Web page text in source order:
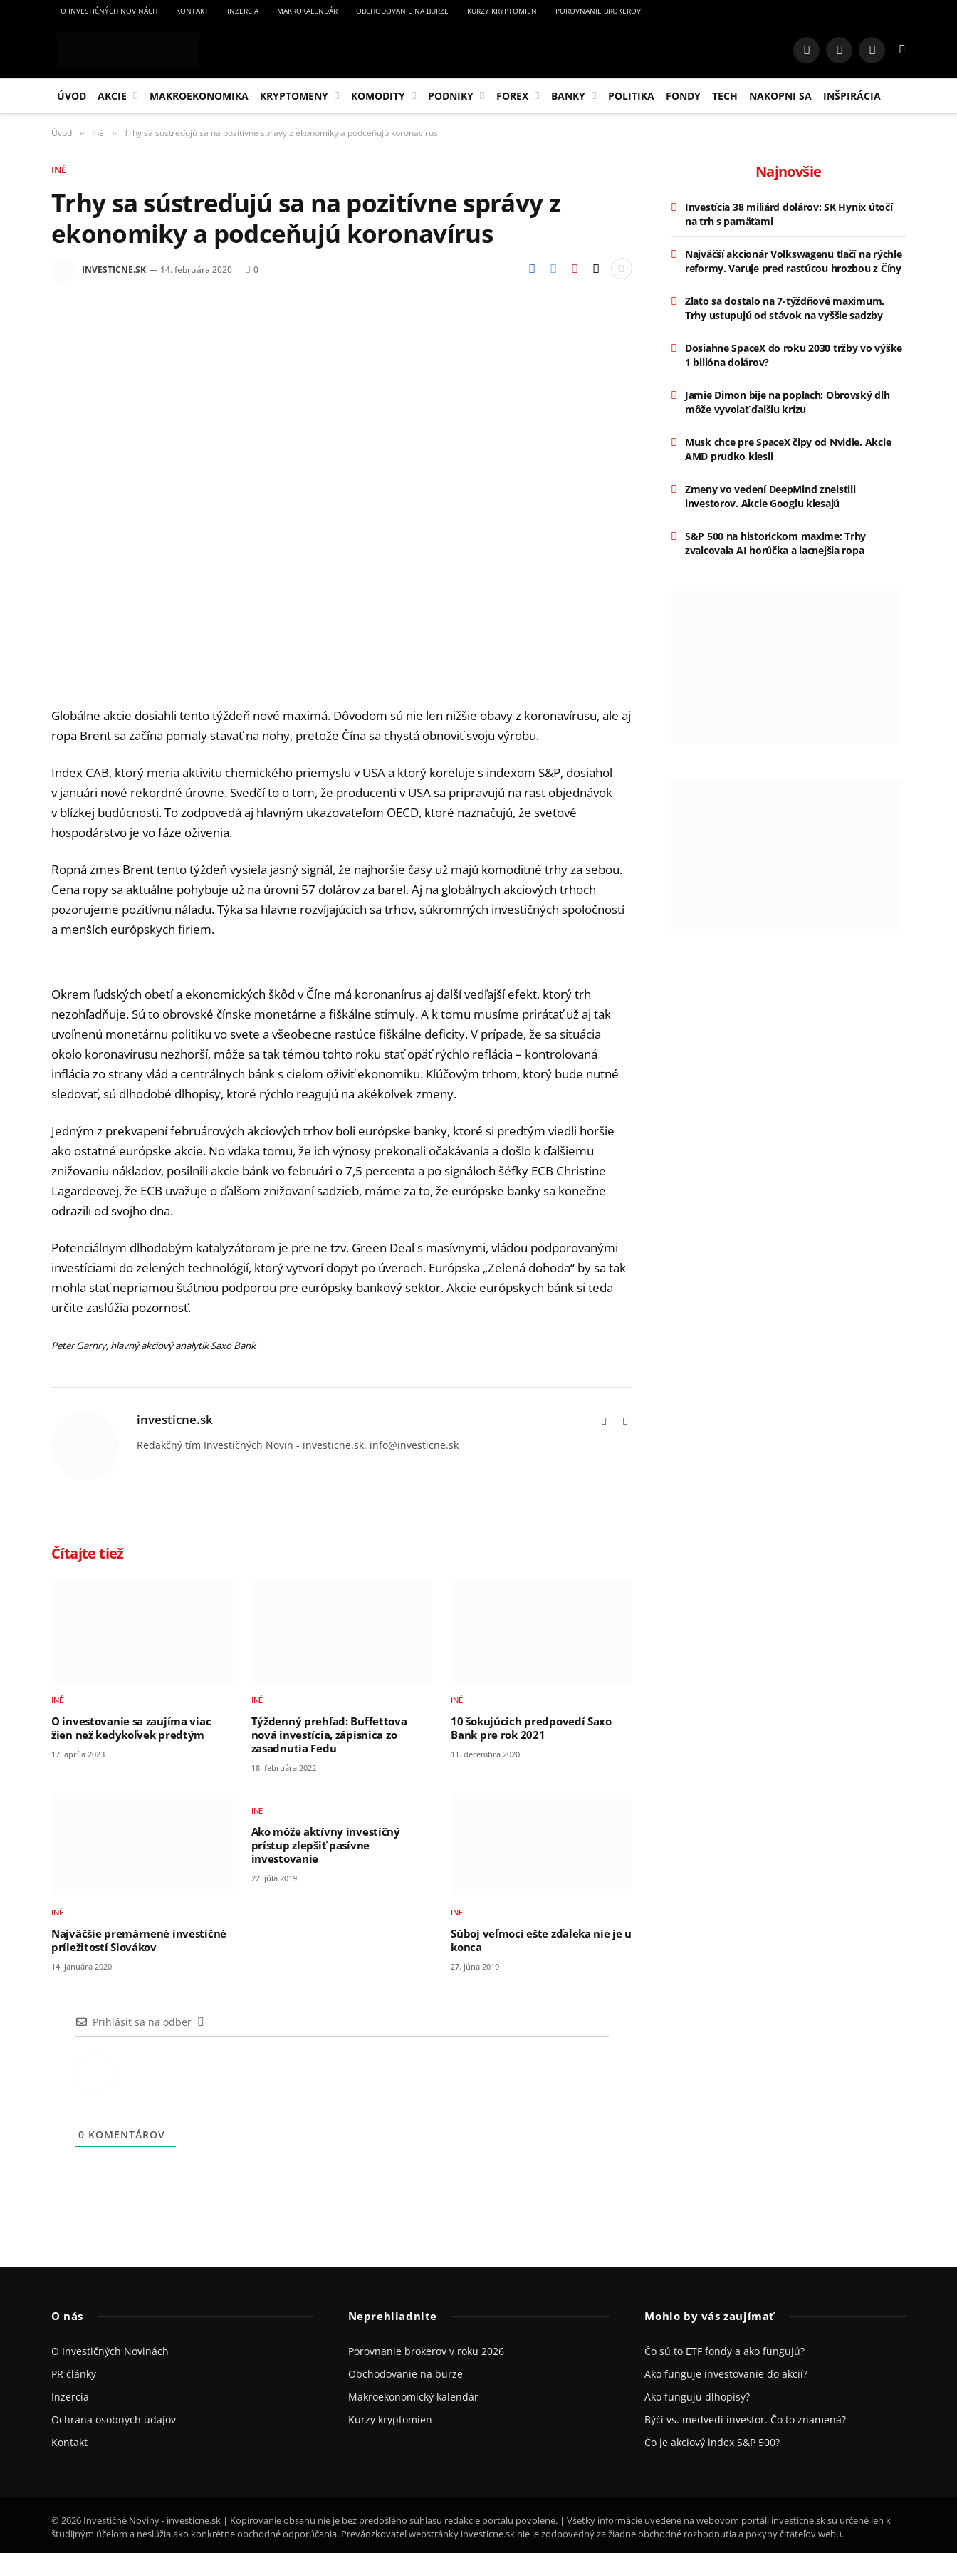
O INVESTIČNÝCH NOVINÁCH KONTAKT INZERCIA MAKROKALENDÁR OBCHODOVANIE NA BURZE KURZY KRYPTOMIEN POROVNANIE BROKEROV
FacebookInstagram
RSS
ÚVOD AKCIE MAKROEKONOMIKA KRYPTOMENY KOMODITY PODNIKY FOREX BANKY POLITIKA FONDY TECH NAKOPNI SA INŠPIRÁCIA
Úvod » Iné » Trhy sa sústreďujú sa na pozitívne správy z ekonomiky a podceňujú koronavírus
INÉ
Trhy sa sústreďujú sa na pozitívne správy z
ekonomiky a podceňujú koronavírus
INVESTICNE.SK 14. februára 2020 0
Globálne akcie dosiahli tento týždeň nové maximá. Dôvodom sú nie len nižšie obavy z koronavírusu, ale aj
ropa Brent sa začína pomaly stavať na nohy, pretože Čína sa chystá obnoviť svoju výrobu.
Index CAB, ktorý meria aktivitu chemického priemyslu v USA a ktorý koreluje s indexom S&P, dosiahol
v januári nové rekordné úrovne. Svedčí to o tom, že producenti v USA sa pripravujú na rast objednávok
v blízkej budúcnosti. To zodpovedá aj hlavným ukazovateľom OECD, ktoré naznačujú, že svetové
hospodárstvo je vo fáze oživenia.
Ropná zmes Brent tento týždeň vysiela jasný signál, že najhoršie časy už majú komoditné trhy za sebou.
Cena ropy sa aktuálne pohybuje už na úrovni 57 dolárov za barel. Aj na globálnych akciových trhoch
pozorujeme pozitívnu náladu. Týka sa hlavne rozvíjajúcich sa trhov, súkromných investičných spoločností
a menších európskych firiem.
Okrem ľudských obetí a ekonomických škôd v Číne má koronanírus aj ďalší vedľajší efekt, ktorý trh
nezohľadňuje. Sú to obrovské čínske monetárne a fiškálne stimuly. A k tomu musíme prirátať už aj tak
uvoľnenú monetárnu politiku vo svete a všeobecne rastúce fiškálne deficity. V prípade, že sa situácia
okolo koronavírusu nezhorší, môže sa tak témou tohto roku stať opäť rýchlo reflácia – kontrolovaná
inflácia zo strany vlád a centrálnych bánk s cieľom oživiť ekonomiku. Kľúčovým trhom, ktorý bude nutné
sledovať, sú dlhodobé dlhopisy, ktoré rýchlo reagujú na akékoľvek zmeny.
Jedným z prekvapení februárových akciových trhov boli európske banky, ktoré si predtým viedli horšie
ako ostatné európske akcie. No vďaka tomu, že ich výnosy prekonali očakávania a došlo k ďalšiemu
znižovaniu nákladov, posilnili akcie bánk vo februári o 7,5 percenta a po signáloch šéfky ECB Christine
Lagardeovej, že ECB uvažuje o ďalšom znižovaní sadzieb, máme za to, že európske banky sa konečne
odrazili od svojho dna.
Potenciálnym dlhodobým katalyzátorom je pre ne tzv. Green Deal s masívnymi, vládou podporovanými
investíciami do zelených technológií, ktorý vytvorí dopyt po úveroch. Európska „Zelená dohoda“ by sa tak
mohla stať nepriamou štátnou podporou pre európsky bankový sektor. Akcie európskych bánk si teda
určite zaslúžia pozornosť.
Peter Garnry, hlavný akciový analytik Saxo Bank
investicne.sk Facebook
Redakčný tím Investičných Novín - investicne.sk. info@investicne.sk
Čítajte tiež
INÉ
O investovanie sa zaujíma viac
žien než kedykoľvek predtým
17. apríla 2023
INÉ
Týždenný prehľad: Buffettova
nová investícia, zápisnica zo
zasadnutia Fedu
18. februára 2022
INÉ
10 šokujúcich predpovedí Saxo
Bank pre rok 2021
11. decembra 2020
INÉ
Najväčšie premárnené investičné
príležitostí Slovákov
14. januára 2020
INÉ
Ako môže aktívny investičný
prístup zlepšiť pasívne
investovanie
22. júla 2019
INÉ
Súboj veľmocí ešte zďaleka nie je u
konca
27. júna 2019
Prihlásiť sa na odber
0 KOMENTÁROV
Najnovšie
Investícia 38 miliárd dolárov: SK Hynix útočí
na trh s pamäťami
Najväčší akcionár Volkswagenu tlačí na rýchle
reformy. Varuje pred rastúcou hrozbou z Číny
Zlato sa dostalo na 7-týždňové maximum.
Trhy ustupujú od stávok na vyššie sadzby
Dosiahne SpaceX do roku 2030 tržby vo výške
1 bilióna dolárov?
Jamie Dimon bije na poplach: Obrovský dlh
môže vyvolať ďalšiu krízu
Musk chce pre SpaceX čipy od Nvidie. Akcie
AMD prudko klesli
Zmeny vo vedení DeepMind zneistili
investorov. Akcie Googlu klesajú
S&P 500 na historickom maxime: Trhy
zvalcovala AI horúčka a lacnejšia ropa
O nás
O Investičných Novinách
PR články
Inzercia
Ochrana osobných údajov
Kontakt
Neprehliadnite
Porovnanie brokerov v roku 2026
Obchodovanie na burze
Makroekonomický kalendár
Kurzy kryptomien
Mohlo by vás zaujímať
Čo sú to ETF fondy a ako fungujú?
Ako funguje investovanie do akcií?
Ako fungujú dlhopisy?
Býčí vs. medvedí investor. Čo to znamená?
Čo je akciový index S&P 500?
© 2026 Investičné Noviny - investicne.sk | Kopírovanie obsahu nie je bez predošlého súhlasu redakcie portálu povolené. | Všetky informácie uvedené na webovom portáli investicne.sk sú určené len k
študijným účelom a neslúžia ako konkrétne obchodné odporúčania. Prevádzkovateľ webstránky investicne.sk nie je zodpovedný za žiadne obchodné rozhodnutia a pokyny čitateľov webu.